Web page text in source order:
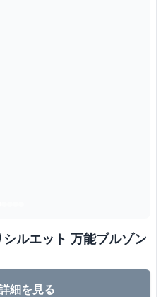
ルエット 万能ブルゾン
細を見る